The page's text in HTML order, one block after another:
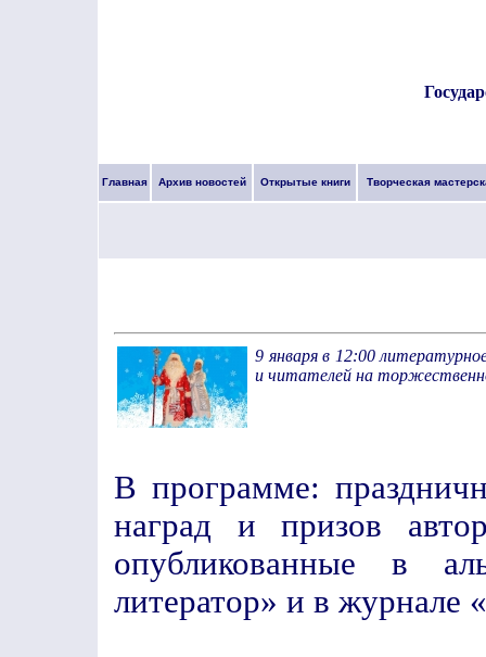
Главная Архив новостей Открытые книги Творческая
9 января в 12:00
и читателей на
В программе:
наград и призов
опубликованные в
литератор» и в журнале